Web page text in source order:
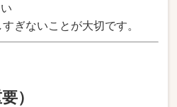
ぎないことが大切です。
）